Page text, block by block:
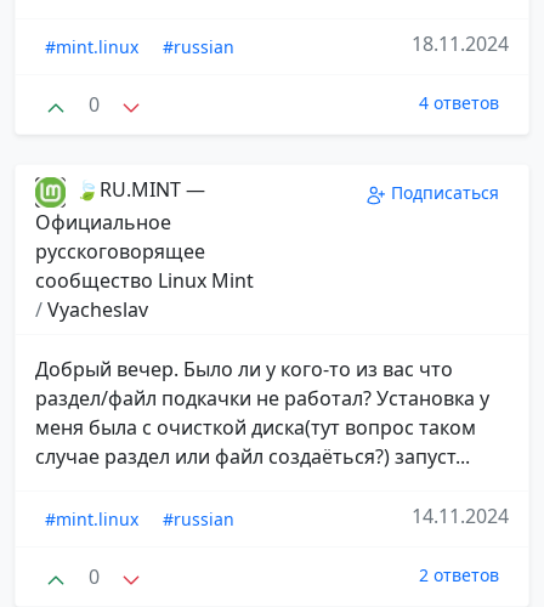
#mint.linux #russian 18.11.2024
0 4 ответов
🍃RU.MINT —
Официальное
русскоговорящее
сообщество Linux Mint
/Vyacheslav
Подписаться
Добрый вечер. Было ли у кого-то из вас что
раздел/файл подкачки не работал? Установка у
меня была с очисткой диска(тут вопрос таком
случае раздел или файл создаёться?) запуст...
#mint.linux #russian 14.11.2024
0 2 ответов